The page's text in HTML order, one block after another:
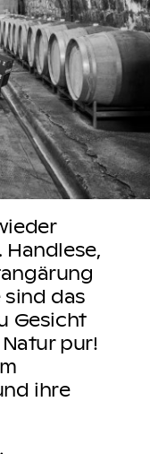
das
Gesicht
pur!
ihre